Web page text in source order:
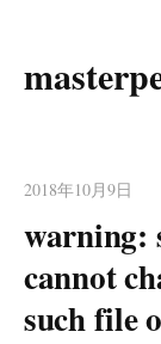
コ
ツ
へ
キ
ッ
2018年10月9日
warning:
cannot
such file